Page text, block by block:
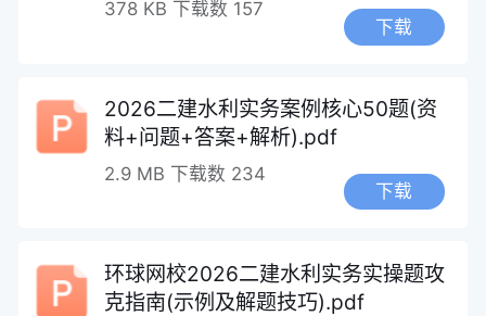
378 KB 下载数 157
下载
2026二建水利实务案例核心50题(资
料+问题+答案+解析).pdf
2.9 MB 下载数 234
下载
环球网校2026二建水利实务实操题攻
克指南(示例及解题技巧).pdf